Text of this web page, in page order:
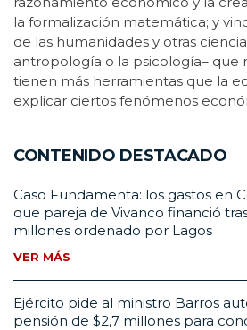
la formalización matemática; y
de las humanidades y otras
antropología o la psicología– que
tienen más herramientas que la
explicar ciertos fenómenos
CONTENIDO DESTACADO
Caso Fundamenta: los gastos en
que pareja de Vivanco financió
millones ordenado por Lagos
VER MÁS
Ejército pide al ministro Barros
pensión de $2,7 millones para